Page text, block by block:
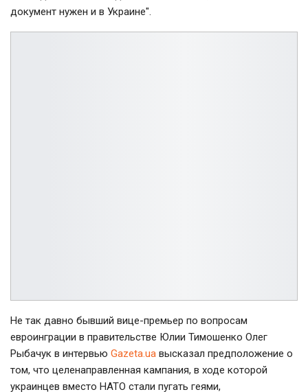
документ нужен и в Украине".
Не так давно бывший вице-премьер по вопросам
евроинграции в правительстве Юлии Тимошенко Олег
Рыбачук в интервью Gazeta.ua высказал предположение о
том, что целенаправленная кампания, в ходе которой
украинцев вместо НАТО стали пугать геями,